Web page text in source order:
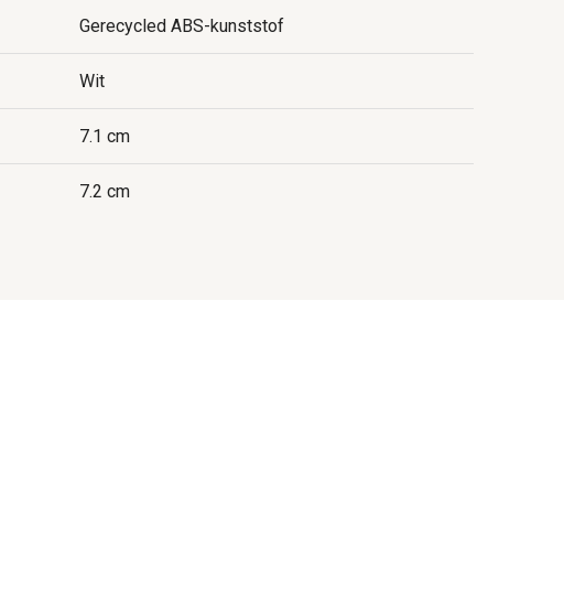
Gerecycled ABS-kunststof
Wit
7.1 cm
7.2 cm